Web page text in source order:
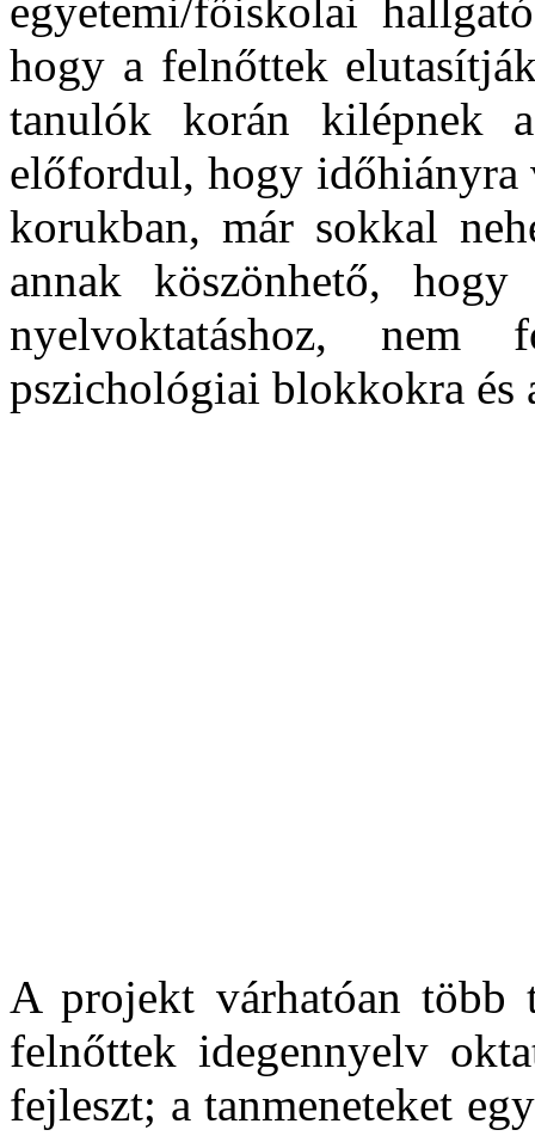
egyetemi/főiskolai
hogy a felnőttek
tanulók korán kilépnek
előfordul, hogy időhiányra
korukban, már sokkal
annak köszönhető,
nyelvoktatáshoz,
pszichológiai blokkokra és
A projekt várhatóan több
felnőttek idegennyelv
fejleszt; a tanmeneteket